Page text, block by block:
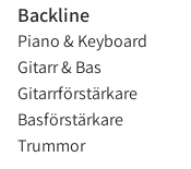
Backline
Piano & Keyboard
Gitarr & Bas
Gitarrförstärkare
Basförstärkare
Trummor